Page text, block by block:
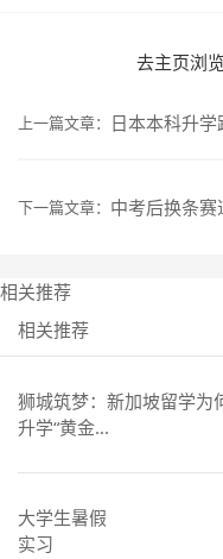
去主页浏
上一篇文章：
下一篇文章：
相关推荐
相关推荐
狮城筑梦：新加坡留学为
升学“黄金...
大学生暑假
实习